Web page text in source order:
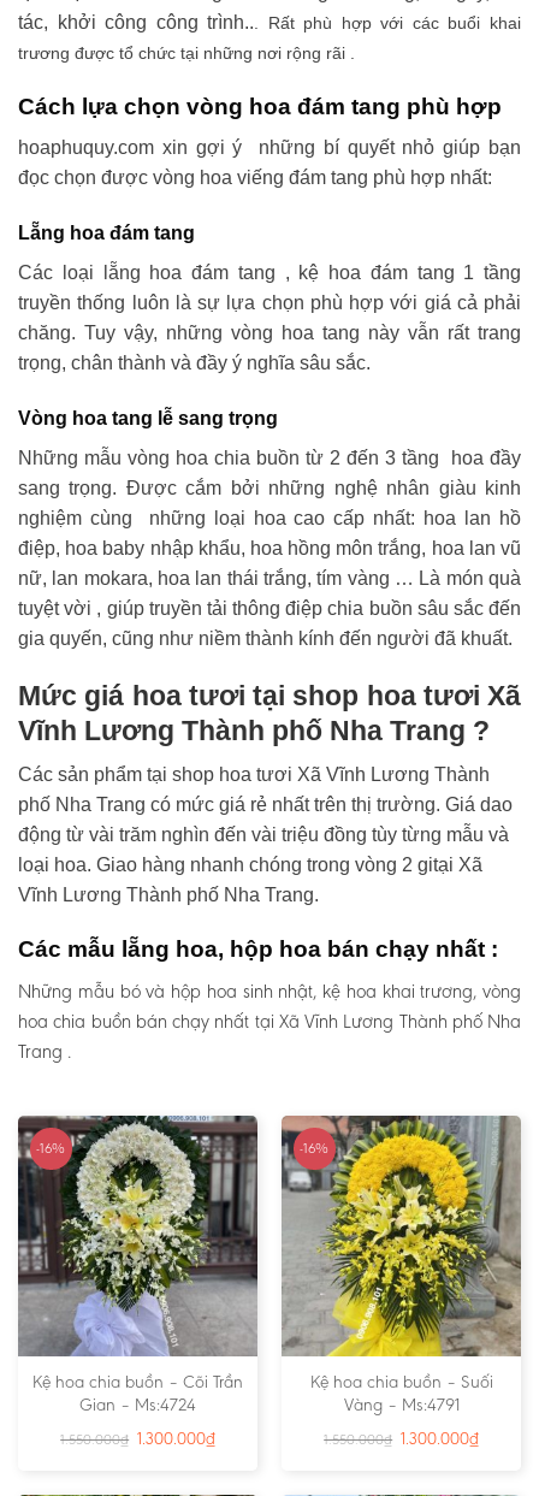
tác, khởi công công trình.. . Rất phù hợp với các buổi khai
trương được tổ chức tại những nơi rộng rãi .
Cách lựa chọn vòng hoa đám tang phù hợp
hoaphuquy.com xin gợi ý những bí quyết nhỏ giúp bạn
đọc chọn được vòng hoa viếng đám tang phù hợp nhất:
Lẵng hoa đám tang
Các loại lẵng hoa đám tang , kệ hoa đám tang 1 tầng
truyền thống luôn là sự lựa chọn phù hợp với giá cả phải
chăng. Tuy vậy, những vòng hoa tang này vẫn rất trang
trọng, chân thành và đầy ý nghĩa sâu sắc.
Vòng hoa tang lễ sang trọng
Những mẫu vòng hoa chia buồn từ 2 đến 3 tầng hoa đầy
sang trọng. Được cắm bởi những nghệ nhân giàu kinh
nghiệm cùng những loại hoa cao cấp nhất: hoa lan hồ
điệp, hoa baby nhập khẩu, hoa hồng môn trắng, hoa lan vũ
nữ, lan mokara, hoa lan thái trắng, tím vàng … Là món quà
tuyệt vời , giúp truyền tải thông điệp chia buồn sâu sắc đến
gia quyến, cũng như niềm thành kính đến người đã khuất.
Mức giá hoa tươi tại shop hoa tươi Xã
Vĩnh Lương Thành phố Nha Trang ?
Các sản phẩm tại shop hoa tươi Xã Vĩnh Lương Thành
phố Nha Trang có mức giá rẻ nhất trên thị trường. Giá dao
động từ vài trăm nghìn đến vài triệu đồng tùy từng mẫu và
loại hoa. Giao hàng nhanh chóng trong vòng 2 gitại Xã
Vĩnh Lương Thành phố Nha Trang.
Các mẫu lẵng hoa, hộp hoa bán chạy nhất :
Những mẫu bó và hộp hoa sinh nhật, kệ hoa khai trương, vòng
hoa chia buồn bán chạy nhất tại Xã Vĩnh Lương Thành phố Nha
Trang .
-16%
Kệ hoa chia buồn – Cõi Trần
Gian – Ms:4724
1.550.000₫ 1.300.000₫
-16%
Kệ hoa chia buồn – Suối
Vàng – Ms:4791
1.550.000₫ 1.300.000₫